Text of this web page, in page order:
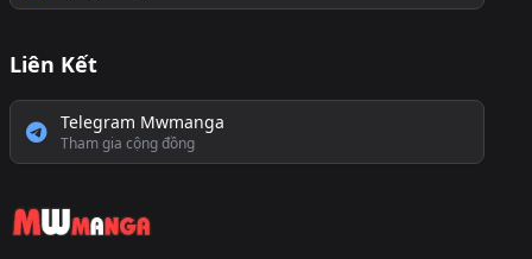
Liên Kết
Telegram Mwmanga
Tham gia cộng đồng